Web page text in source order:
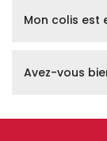
Mon colis est
Avez-vous